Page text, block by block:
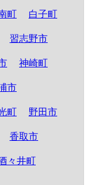
町 白子町
習志野市
神崎町
市
町 野田市
香取市
々井町